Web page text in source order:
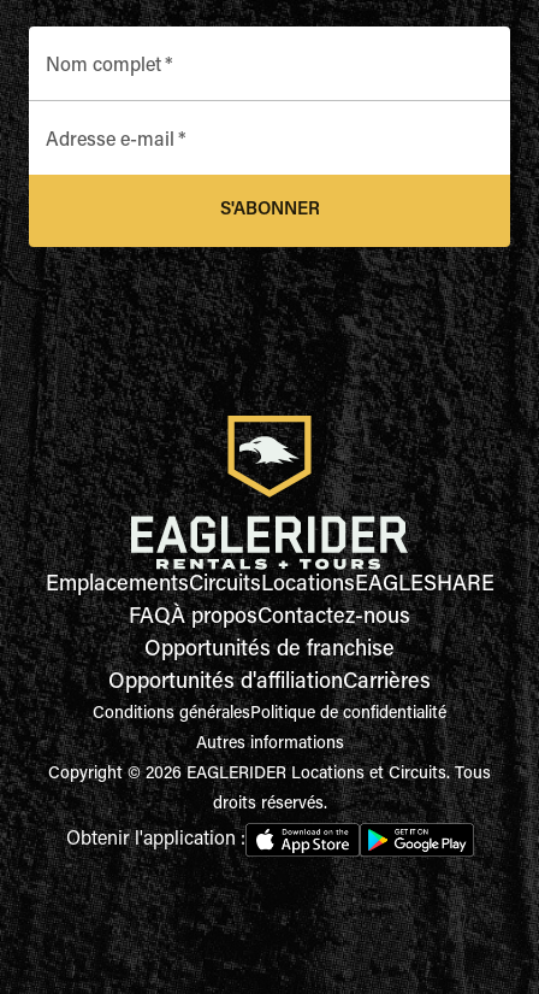
Nom complet*
Adresse e-mail *
S'ABONNER
EmplacementsCircuitsLocationsEAGLESHARE
FAQÀ proposContactez-nous
Opportunités de franchise
Opportunités d'affiliationCarrières
Conditions généralesPolitique de confidentialité
Autres informations
Copyright © 2026 EAGLERIDER Locations et Circuits. Tous
droits réservés.
Obtenir l'application :